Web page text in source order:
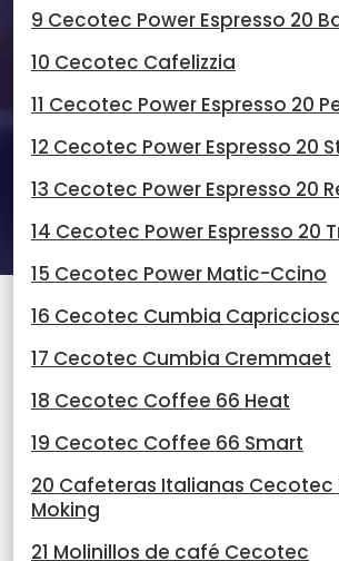
9 Cecotec Power Espresso 20
10 Cecotec Cafelizzia
11 Cecotec Power Espresso 20
12 Cecotec Power Espresso 20
13 Cecotec Power Espresso 20
14 Cecotec Power Espresso 20
15 Cecotec Power Matic-Ccino
16 Cecotec Cumbia
17 Cecotec Cumbia Cremmaet
18 Cecotec Coffee 66 Heat
19 Cecotec Coffee 66 Smart
20 Cafeteras Italianas Cecotec
Moking
21 Molinillos de café Cecotec